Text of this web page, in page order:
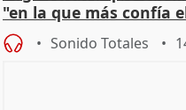
"en la que más confía
Sonido Totales